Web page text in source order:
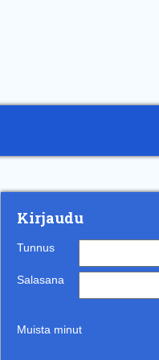
Kirjaudu
Tunnus
Salasana
Muista minut